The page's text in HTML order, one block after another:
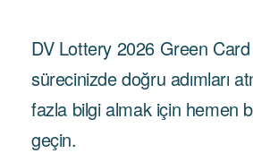
DV Lottery 2026 Green
sürecinizde doğru adımları
fazla bilgi almak için hemen
geçin.